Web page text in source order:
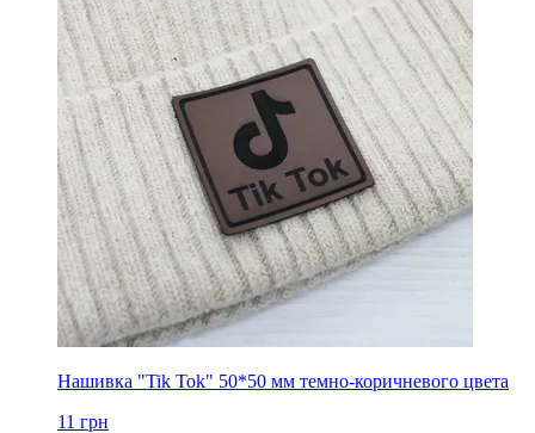
Нашивка "Tik Tok" 50*50 мм темно-коричневого цвета
11 грн